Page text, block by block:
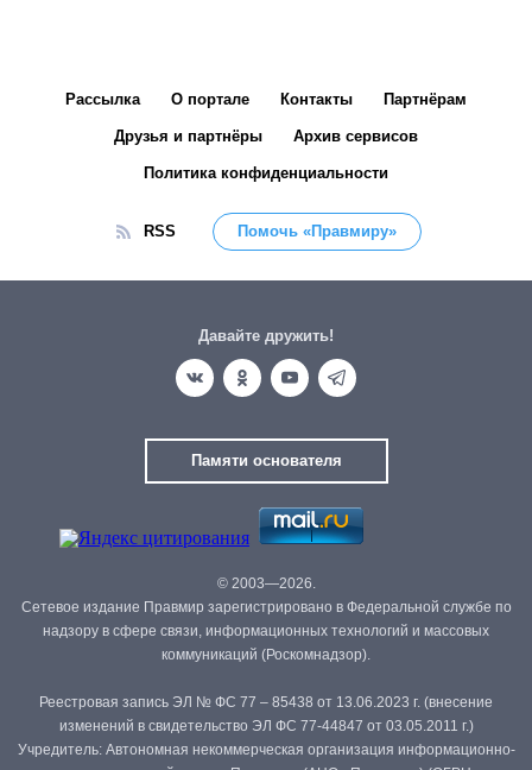
Рассылка О портале Контакты Партнёрам
Друзья и партнёры Архив сервисов
Политика конфиденциальности
RSS Помочь «Правмиру»
Давайте дружить!
Памяти основателя
© 2003—2026.
Сетевое издание Правмир зарегистрировано в Федеральной службе по
надзору в сфере связи, информационных технологий и массовых
коммуникаций (Роскомнадзор).
Реестровая запись ЭЛ № ФС 77 – 85438 от 13.06.2023 г. (внесение
изменений в свидетельство ЭЛ ФС 77-44847 от 03.05.2011 г.)
Учредитель: Автономная некоммерческая организация информационно-